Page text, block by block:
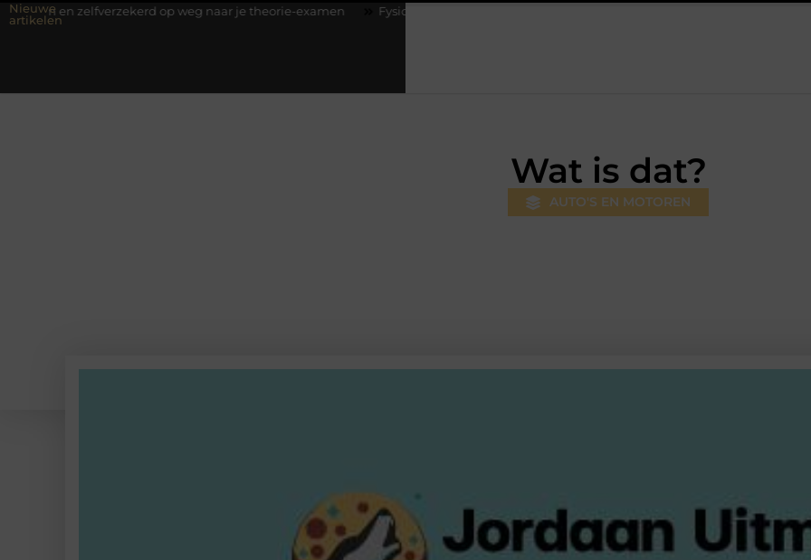
Nieuwe
artikelen
op weg naar je theorie-examen Fysiotherapie Hilversum: professionele hulp bij pijn en bewegingsklachten
Wat is dat?
AUTO'S EN MOTOREN